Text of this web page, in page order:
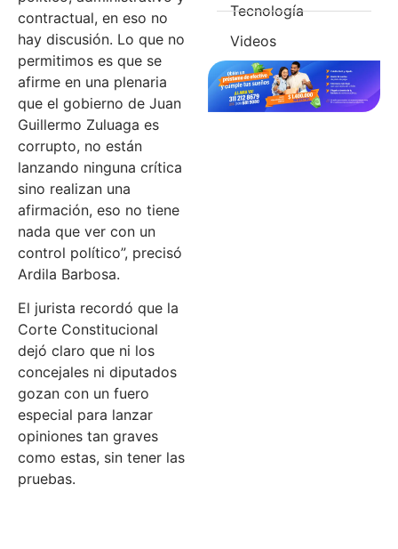
contractual, en eso no
hay discusión. Lo que no
permitimos es que se
afirme en una plenaria
que el gobierno de Juan
Guillermo Zuluaga es
corrupto, no están
lanzando ninguna crítica
sino realizan una
afirmación, eso no tiene
nada que ver con un
control político”, precisó
Ardila Barbosa.
El jurista recordó que la
Corte Constitucional
dejó claro que ni los
concejales ni diputados
gozan con un fuero
especial para lanzar
opiniones tan graves
como estas, sin tener las
pruebas.
Tecnología
Videos